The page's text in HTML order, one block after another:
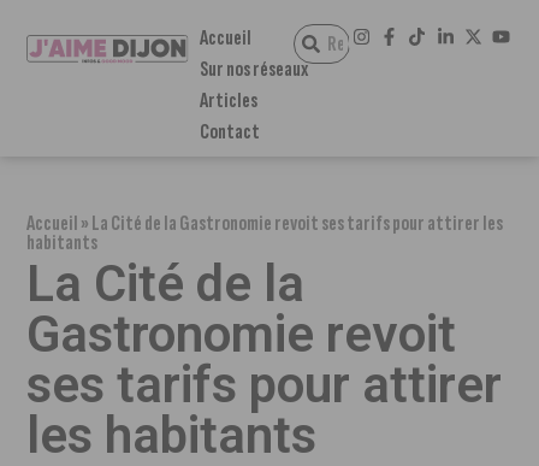
Accueil
Sur nos réseaux
Articles
Contact
Accueil»La Cité de la Gastronomie revoit ses tarifs pour attirer les
habitants
La Cité de la
Gastronomie revoit
ses tarifs pour attirer
les habitants